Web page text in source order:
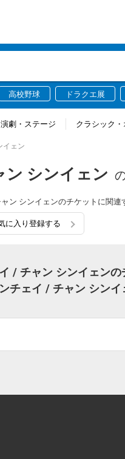
高校野球 ドラクエ展
演劇・ステージ クラシック・
イェン
ン シンイェン
ン シンイェンのチケットに関連
に入り登録する
/ チャン シンイェンの
チェイ / チャン シン